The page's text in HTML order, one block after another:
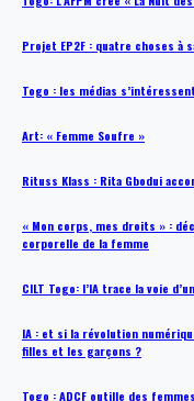
Projet EP2F : quatre choses à
Togo : les médias
Art: « Femme Soufre »
Rituss Klass : Rita Gbodui
« Mon corps, mes droits » :
corporelle de la femme
CILT Togo: l’IA trace la voie
IA : et si la révolution
filles et les garçons ?
Togo : ADCF outille des